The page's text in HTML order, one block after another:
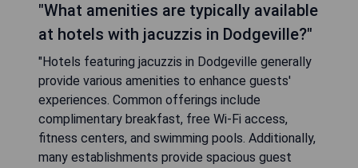
"What amenities are typically available
at hotels with jacuzzis in Dodgeville?"
"Hotels featuring jacuzzis in Dodgeville generally
provide various amenities to enhance guests'
experiences. Common offerings include
complimentary breakfast, free Wi-Fi access,
fitness centers, and swimming pools. Additionally,
many establishments provide spacious guest